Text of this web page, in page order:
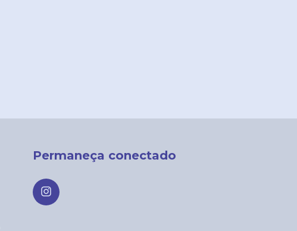
Permaneça conectado